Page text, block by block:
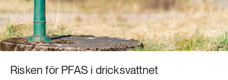
Risken för PFAS i dricksvattnet